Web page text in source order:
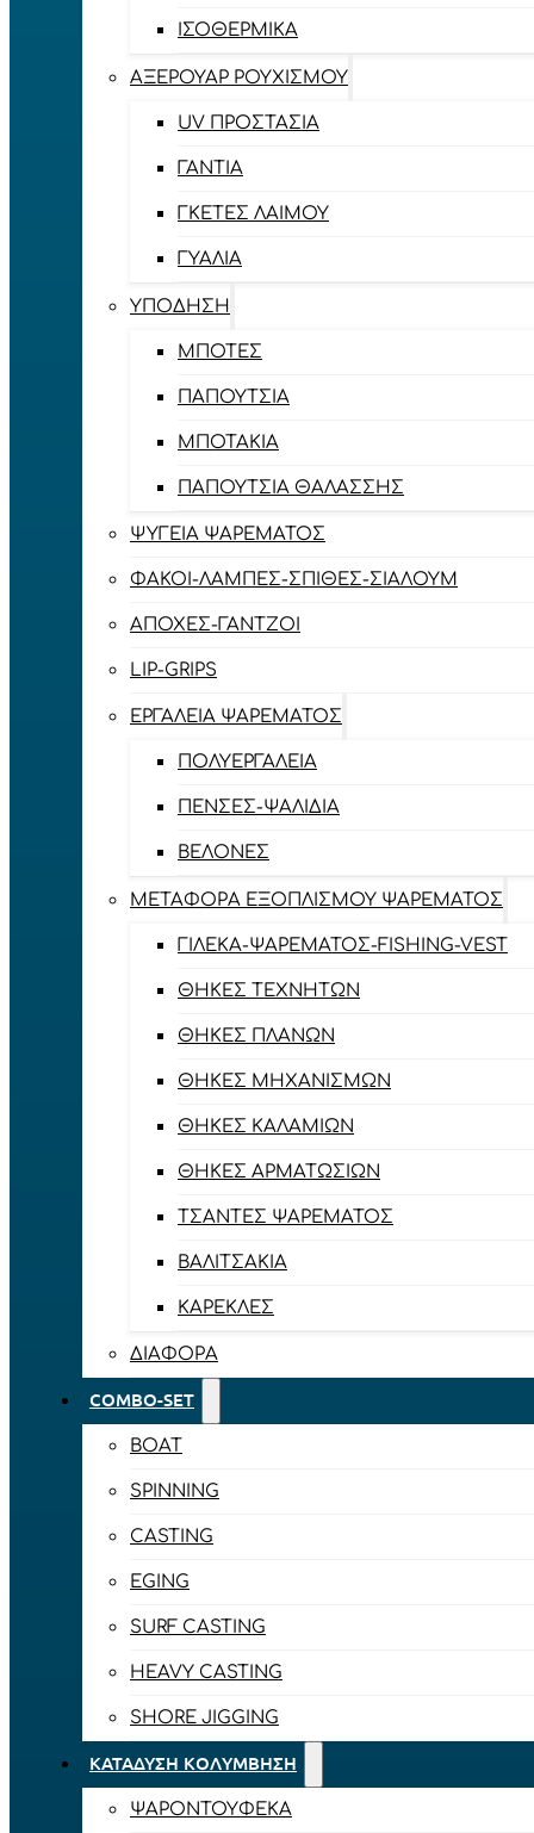
ΙΣΟΘΕΡΜΙΚΆ
ΑΞΕΡΟΥΆΡ ΡΟΥΧΙΣΜΟΎ
UV ΠΡΟΣΤΑΣΊΑ
ΓΆΝΤΙΑ
ΓΚΈΤΕΣ ΛΑΊΜΟΥ
ΓΥΑΛΙΆ
ΥΠΌΔΗΣΗ
ΜΠΌΤΕΣ
ΠΑΠΟΎΤΣΙΑ
ΜΠΟΤΆΚΙΑ
ΠΑΠΟΎΤΣΙΑ ΘΑΛΆΣΣΗΣ
ΨΥΓΕΊΑ ΨΑΡΈΜΑΤΟΣ
ΦΑΚΟΊ-ΛΆΜΠΕΣ-ΣΠΊΘΕΣ-ΣΊΑΛΟΥΜ
ΑΠΌΧΕΣ-ΓΆΝΤΖΟΙ
LIP-GRIPS
EΡΓΑΛΕΊΑ ΨΑΡΈΜΑΤΟΣ
ΠΟΛΥΕΡΓΑΛΕΊΑ
ΠΈΝΣΕΣ-ΨΑΛΊΔΙΑ
ΒΕΛΌΝΕΣ
ΜΕΤΑΦΟΡΆ ΕΞΟΠΛΙΣΜΟΎ ΨΑΡΈΜΑΤΟΣ
ΓΙΛΈΚΑ-ΨΑΡΈΜΑΤΟΣ-FISHING-VEST
ΘΉΚΕΣ ΤΕΧΝΗΤΏΝ
ΘΉΚΕΣ ΠΛΆΝΩΝ
ΘΉΚΕΣ ΜΗΧΑΝΙΣΜΏΝ
ΘΉΚΕΣ ΚΑΛΑΜΙΏΝ
ΘΉΚΕΣ ΑΡΜΑΤΩΣΙΏΝ
ΤΣΆΝΤΕΣ ΨΑΡΈΜΑΤΟΣ
ΒΑΛΙΤΣΆΚΙΑ
ΚΑΡΈΚΛΕΣ
ΔΙΆΦΟΡΑ
COMBO-SET
BOAT
SPINNING
CASTING
EGING
SURF CASTING
HEAVY CASTING
SHORE JIGGING
ΚΑΤΆΔΥΣΗ ΚΟΛΎΜΒΗΣΗ
ΨΑΡΟΝΤΟΎΦΕΚΑ